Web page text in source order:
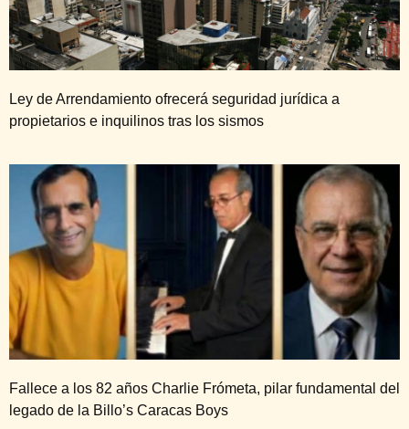
Ley de Arrendamiento ofrecerá seguridad jurídica a
propietarios e inquilinos tras los sismos
Fallece a los 82 años Charlie Frómeta, pilar fundamental del
legado de la Billo’s Caracas Boys